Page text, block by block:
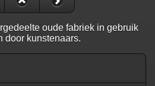
oude fabriek in gebruik
door kunstenaars.